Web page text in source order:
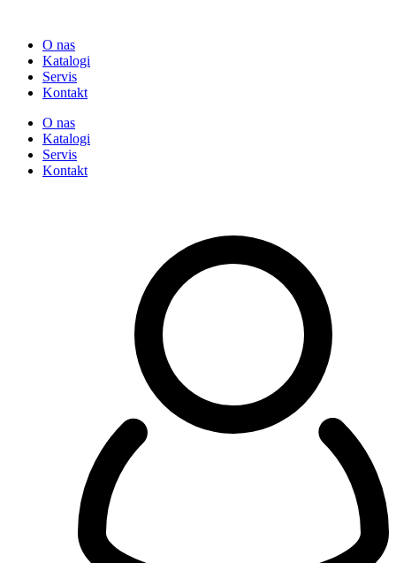
O nas
Katalogi
Servis
Kontakt
O nas
Katalogi
Servis
Kontakt